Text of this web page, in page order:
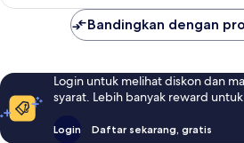
Bandingkan dengan
Login untuk melihat diskon dan
syarat. Lebih banyak reward
Login Daftar sekarang, gratis